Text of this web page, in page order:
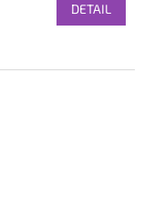
DETAIL